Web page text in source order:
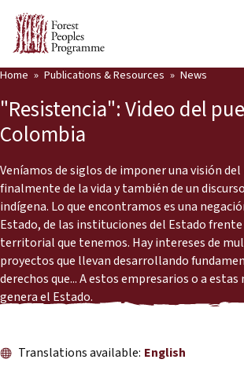
Who we are
Press Room
Our Work
Community Voices
Latest News
Publications & Resources
Back
Publications & Resources
Reports
Home Publications & Resources News
"Resistencia": Video del
Colombia
Veníamos de siglos de imponer una visión del
finalmente de la vida y también de un
indígena. Lo que encontramos es una
Estado, de las instituciones del Estado
territorial que tenemos. Hay intereses de
proyectos que llevan desarrollando
derechos que... A estos empresarios o a estas
genera el Estado.
Translations available: English